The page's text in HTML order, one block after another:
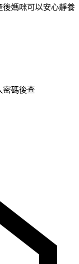
後媽咪可以安心靜養
密碼後查